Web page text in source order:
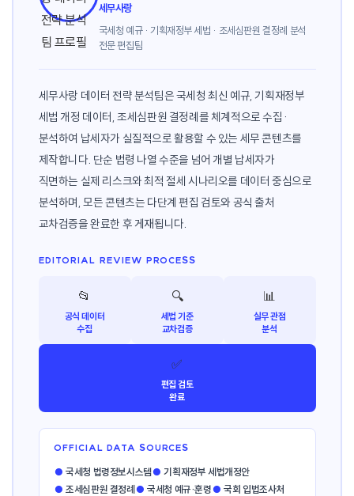
세무사랑
국세청 예규 · 기획재정부 세법 · 조세심판원 결정례 분석
전문 편집팀
세무사랑 데이터 전략 분석팀은 국세청 최신 예규, 기획재정부
세법 개정 데이터, 조세심판원 결정례를 체계적으로 수집·
분석하여 납세자가 실질적으로 활용할 수 있는 세무 콘텐츠를
제작합니다. 단순 법령 나열 수준을 넘어 개별 납세자가
직면하는 실제 리스크와 최적 절세 시나리오를 데이터 중심으로
분석하며, 모든 콘텐츠는 다단계 편집 검토와 공식 출처
교차검증을 완료한 후 게재됩니다.
EDITORIAL REVIEW PROCESS
📂
공식 데이터
수집
🔍
세법 기준
교차검증
📊
실무 관점
분석
✅
편집 검토
완료
OFFICIAL DATA SOURCES
● 국세청 법령정보시스템● 기획재정부 세법개정안
● 조세심판원 결정례 ● 국세청 예규·훈령● 국회 입법조사처